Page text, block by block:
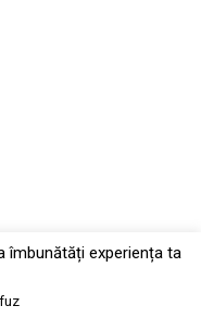
experiența ta